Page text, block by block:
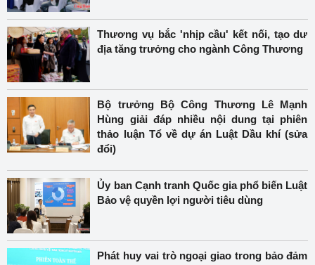
Thương vụ bắc 'nhịp cầu' kết nối, tạo dư
địa tăng trưởng cho ngành Công Thương
Bộ trưởng Bộ Công Thương Lê Mạnh
Hùng giải đáp nhiều nội dung tại phiên
thảo luận Tổ về dự án Luật Dầu khí (sửa
đổi)
Ủy ban Cạnh tranh Quốc gia phổ biến Luật
Bảo vệ quyền lợi người tiêu dùng
Phát huy vai trò ngoại giao trong bảo đảm